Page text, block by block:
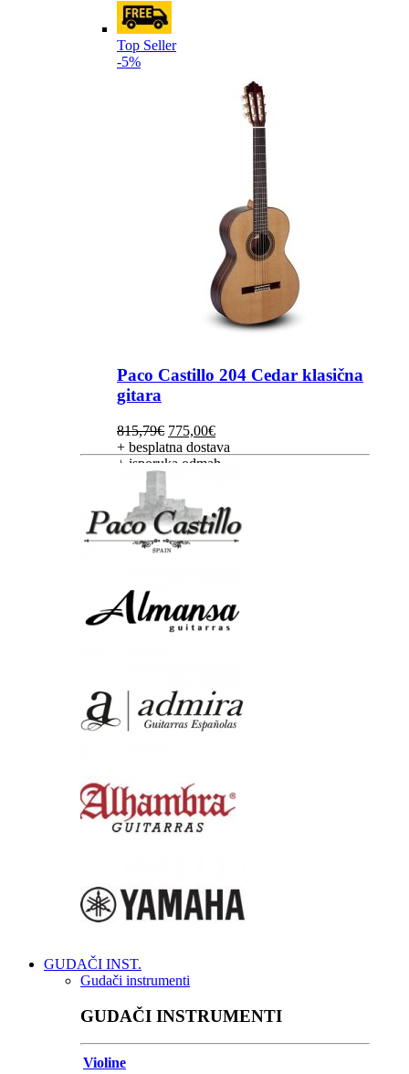
Top Seller
-5%
Paco Castillo 204 Cedar klasična
gitara
815,79€ Izvorna
cijena
bila
815,79€.
775,00€Trenutna
cijena
je:
+ besplatna dostava
+ isporuka odmah
GUDAČI INST.
Gudači instrumenti
GUDAČI INSTRUMENTI
Violine